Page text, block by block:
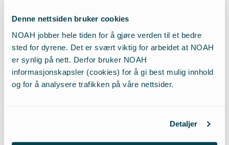
Denne nettsiden bruker cookies
NOAH jobber hele tiden for å gjøre verden til et bedre
sted for dyrene. Det er svært viktig for arbeidet at NOAH
er synlig på nett. Derfor bruker NOAH
informasjonskapsler (cookies) for å gi best mulig innhold
og for å analysere trafikken på våre nettsider.
Detaljer
Jeg tenker at alt regelverk som omhandler direkte
interaksjoner med ville dyr, for eksempel jakt, bør
tilkjenner dyr egenverdi. Så er det mange andre